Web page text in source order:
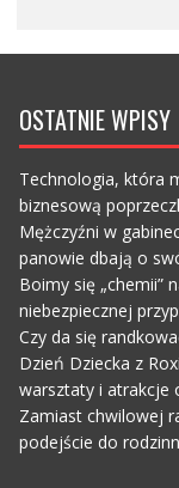
OSTATNIE WPISY
Technologia, która
biznesową
Mężczyźni w
panowie dbają o
Boimy się „chemii”
niebezpiecznej
Czy da się
Dzień Dziecka z
warsztaty i atrakcje
Zamiast chwilowej
podejście do